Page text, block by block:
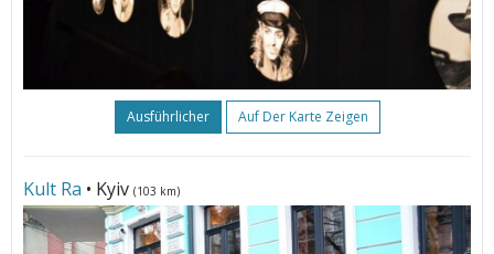
Ausführlicher Auf Der Karte Zeigen
Kult Ra • Kyiv (103 km)